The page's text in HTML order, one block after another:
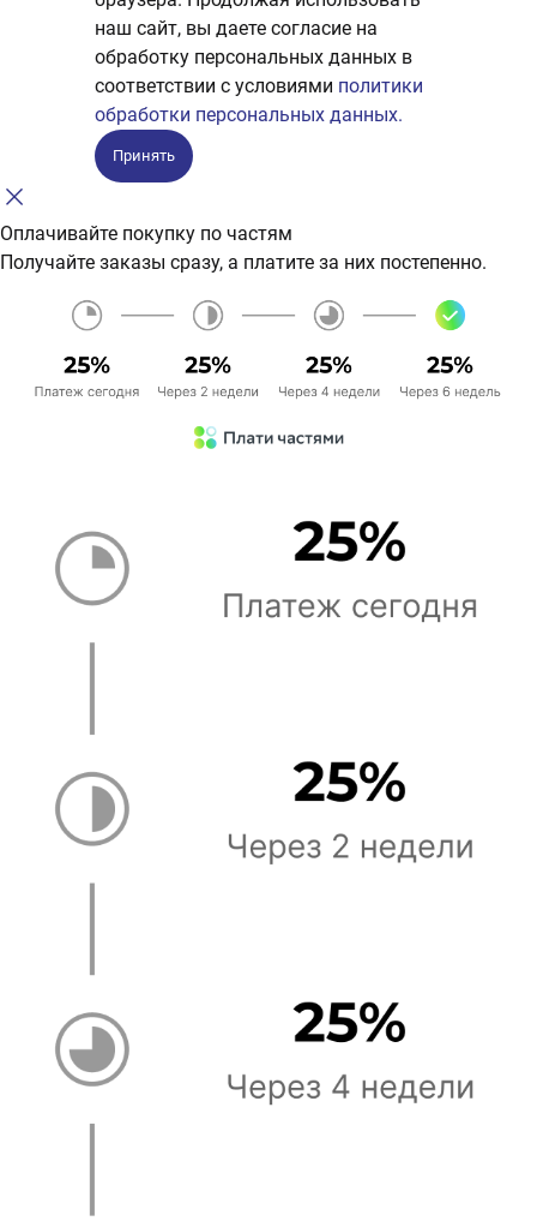
наш сайт, вы даете согласие на
обработку персональных данных в
соответствии с условиями политики
обработки персональных данных.
Принять
Оплачивайте покупку по частям
Получайте заказы сразу, а платите за них постепенно.